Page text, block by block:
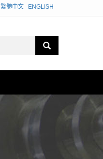
繁體中文 ENGLISH